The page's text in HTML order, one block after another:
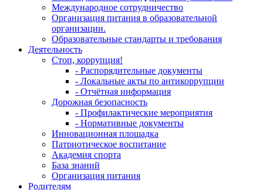
Международное сотрудничество
Организация питания в образовательной
организации.
Образовательные стандарты и требования
Деятельность
Стоп, коррупция!
- Распорядительные документы
- Локальные акты по антикоррупции
- Отчётная информация
Дорожная безопасность
- Профилактические мероприятия
- Нормативные документы
Инновационная площадка
Патриотическое воспитание
Академия спорта
База знаний
Организация питания
Родителям